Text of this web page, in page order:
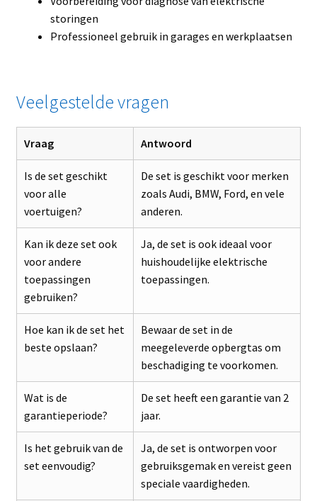
storingen
Professioneel gebruik in garages en werkplaatsen
Veelgestelde vragen
Vraag Antwoord
Is de set geschikt
voor alle
voertuigen?
De set is geschikt voor merken
zoals Audi, BMW, Ford, en vele
anderen.
Kan ik deze set ook
voor andere
toepassingen
gebruiken?
Ja, de set is ook ideaal voor
huishoudelijke elektrische
toepassingen.
Hoe kan ik de set het
beste opslaan?
Bewaar de set in de
meegeleverde opbergtas om
beschadiging te voorkomen.
Wat is de
garantieperiode?
De set heeft een garantie van 2
jaar.
Is het gebruik van de
set eenvoudig?
Ja, de set is ontworpen voor
gebruiksgemak en vereist geen
speciale vaardigheden.